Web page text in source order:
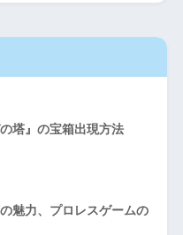
塔』の宝箱出現方法
魅力、プロレスゲームの